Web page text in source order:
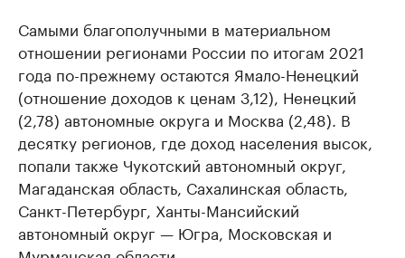
Самыми благополучными в материальном
отношении регионами России по итогам 2021
года по-прежнему остаются Ямало-Ненецкий
(отношение доходов к ценам 3,12), Ненецкий
(2,78) автономные округа и Москва (2,48). В
десятку регионов, где доход населения высок,
попали также Чукотский автономный округ,
Магаданская область, Сахалинская область,
Санкт-Петербург, Ханты-Мансийский
автономный округ — Югра, Московская и